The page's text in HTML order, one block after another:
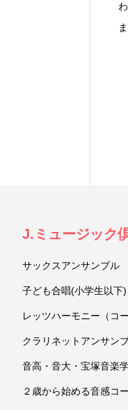
J.ミュージック
サックスアンサンブル
子ども合唱(小学生以下)
レッツハーモニー（コ
クラリネットアンサン
音高・音大・宝塚音楽
２歳から始める音感コ